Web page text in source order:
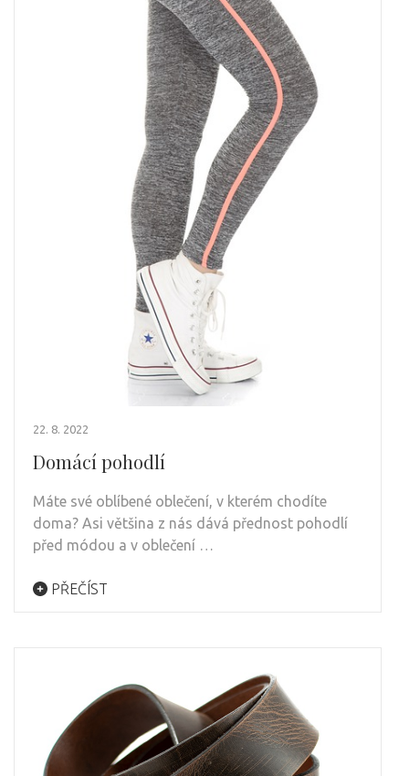
22. 8. 2022
Domácí pohodlí
Máte své oblíbené oblečení, v kterém chodíte
doma? Asi většina z nás dává přednost pohodlí
před módou a v oblečení …
PŘEČÍST